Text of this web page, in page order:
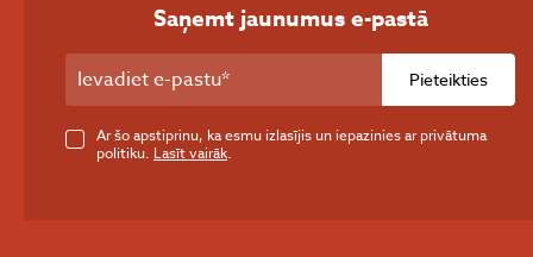
Saņemt jaunumus e-pastā
Pieteikties
Ar šo apstiprinu, ka esmu izlasījis un iepazinies ar privātuma
politiku. Lasīt vairāk.